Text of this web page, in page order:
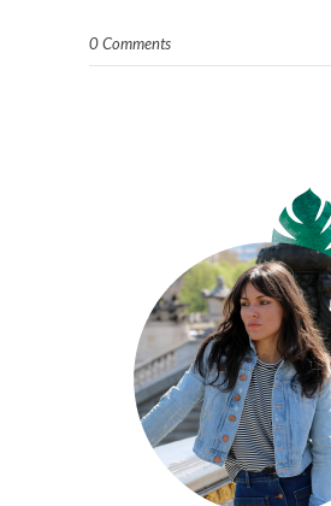
0 Comments